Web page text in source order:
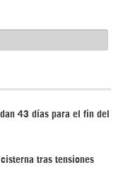
43 días para el fin del
cisterna tras tensiones